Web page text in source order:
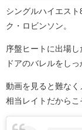
シングルハイエス
ク・ロビンソン。
序盤ヒートに出場
ドアのバレルをし
動画を見ると難な
相当レイトだからこ